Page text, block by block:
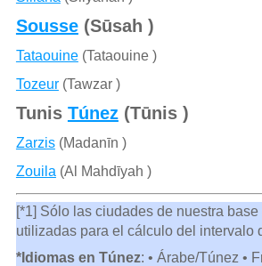
Sousse(Sūsah )
Tataouine(Tataouine )
Tozeur(Tawzar )
Tunis Túnez(Tūnis )
Zarzis(Madanīn )
Zouila (Al Mahdīyah )
[*1] Sólo las ciudades de nuestra
utilizadas para el cálculo del intervalo
*Idiomas en Túnez: • Árabe/Túnez •